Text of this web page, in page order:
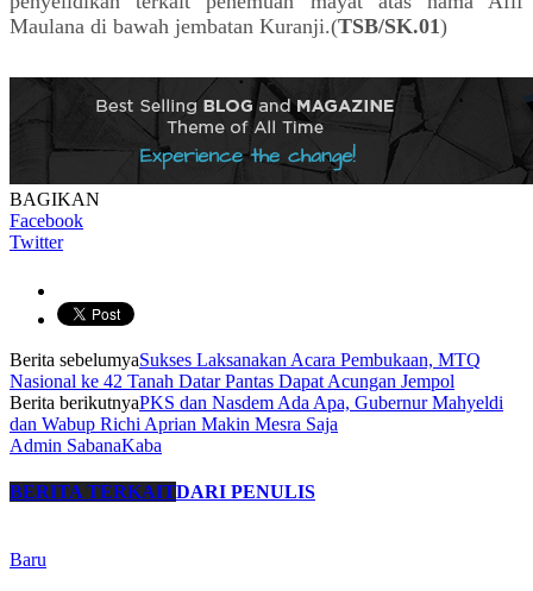
Maulana di bawah jembatan Kuranji.(TSB/SK.01)
BAGIKAN
Facebook
Twitter
Berita sebelumyaSukses Laksanakan Acara Pembukaan, MTQ
Nasional ke 42 Tanah Datar Pantas Dapat Acungan Jempol
Berita berikutnyaPKS dan Nasdem Ada Apa, Gubernur Mahyeldi
dan Wabup Richi Aprian Makin Mesra Saja
Admin SabanaKaba
BERITA TERKAITDARI PENULIS
Baru